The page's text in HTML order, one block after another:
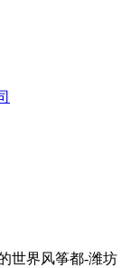
界风筝都-潍坊